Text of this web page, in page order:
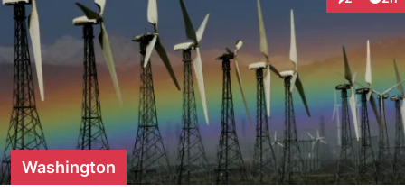
Washington